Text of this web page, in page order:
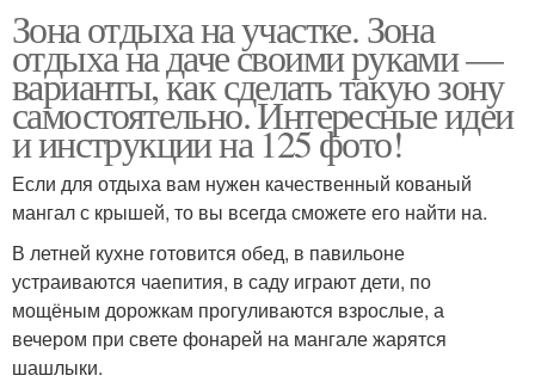
Зона отдыха на участке. Зона
отдыха на даче своими руками —
варианты, как сделать такую зону
самостоятельно. Интересные идеи
и инструкции на 125 фото!
Если для отдыха вам нужен качественный кованый
мангал с крышей, то вы всегда сможете его найти на.
В летней кухне готовится обед, в павильоне
устраиваются чаепития, в саду играют дети, по
мощёным дорожкам прогуливаются взрослые, а
вечером при свете фонарей на мангале жарятся
шашлыки.